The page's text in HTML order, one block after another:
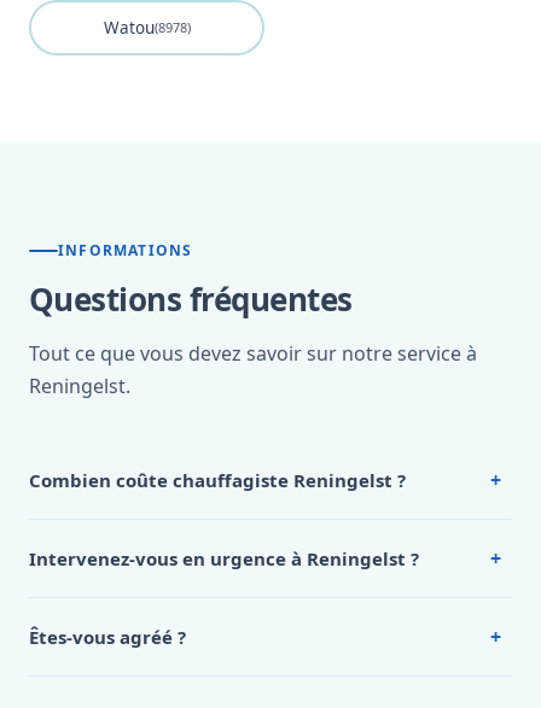
Watou(8978)
INFORMATIONS
Questions fréquentes
Tout ce que vous devez savoir sur notre service à
Reningelst.
Combien coûte chauffagiste Reningelst ? +
Reningelst, appelez le 0472 53 24 26.
Intervenez-vous en urgence à Reningelst ? +
Êtes-vous agréé ? +